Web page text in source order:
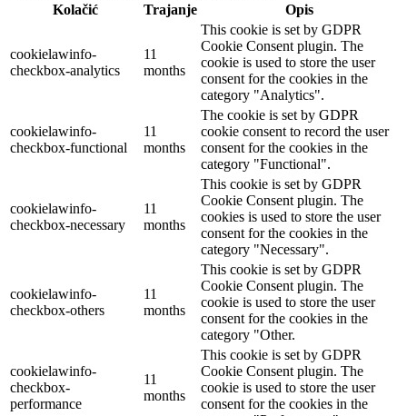
Kolačić
Trajanje Opis
cookielawinfo-
checkbox-analytics
11
months
This cookie is set by GDPR
Cookie Consent plugin. The
cookie is used to store the user
consent for the cookies in the
category "Analytics".
cookielawinfo-
checkbox-functional
11
months
The cookie is set by GDPR
cookie consent to record the user
consent for the cookies in the
category "Functional".
cookielawinfo-
checkbox-necessary
11
months
This cookie is set by GDPR
Cookie Consent plugin. The
cookies is used to store the user
consent for the cookies in the
category "Necessary".
cookielawinfo-
checkbox-others
11
months
This cookie is set by GDPR
Cookie Consent plugin. The
cookie is used to store the user
consent for the cookies in the
category "Other.
cookielawinfo-
checkbox-
performance
11
months
This cookie is set by GDPR
Cookie Consent plugin. The
cookie is used to store the user
consent for the cookies in the